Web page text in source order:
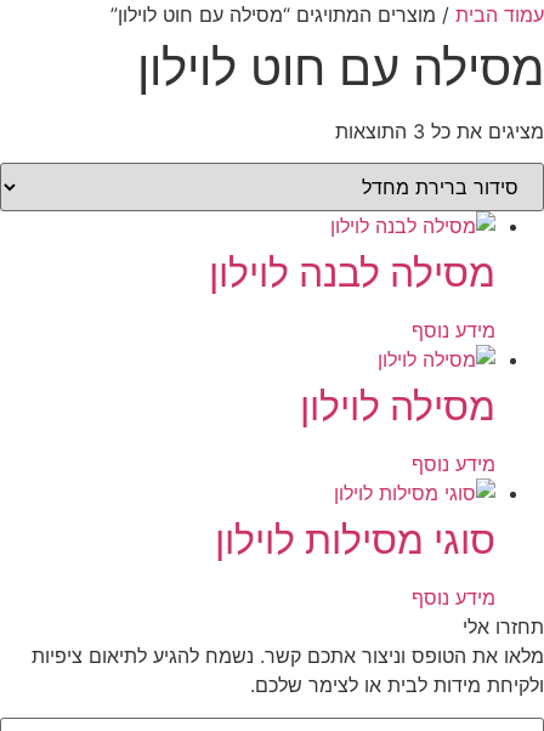
עמוד הבית / מוצרים המתויגים “מסילה עם חוט לוילון”
מסילה עם חוט לוילון
מציגים את כל ⁦3⁩ התוצאות
מסילה לבנה לוילון
מידע נוסף
מסילה לוילון
מידע נוסף
סוגי מסילות לוילון
מידע נוסף
תחזרו אלי
מלאו את הטופס וניצור אתכם קשר. נשמח להגיע לתיאום ציפיות
ולקיחת מידות לבית או לצימר שלכם.